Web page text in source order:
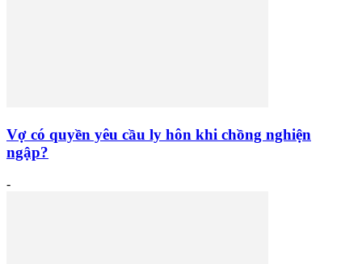
Vợ có quyền yêu cầu ly hôn khi chồng nghiện
ngập?
-